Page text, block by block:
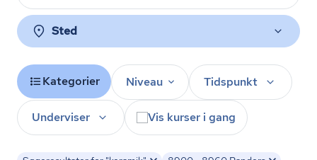
Sted
Kategorier Niveau Tidspunkt
Underviser Vis kurser i gang